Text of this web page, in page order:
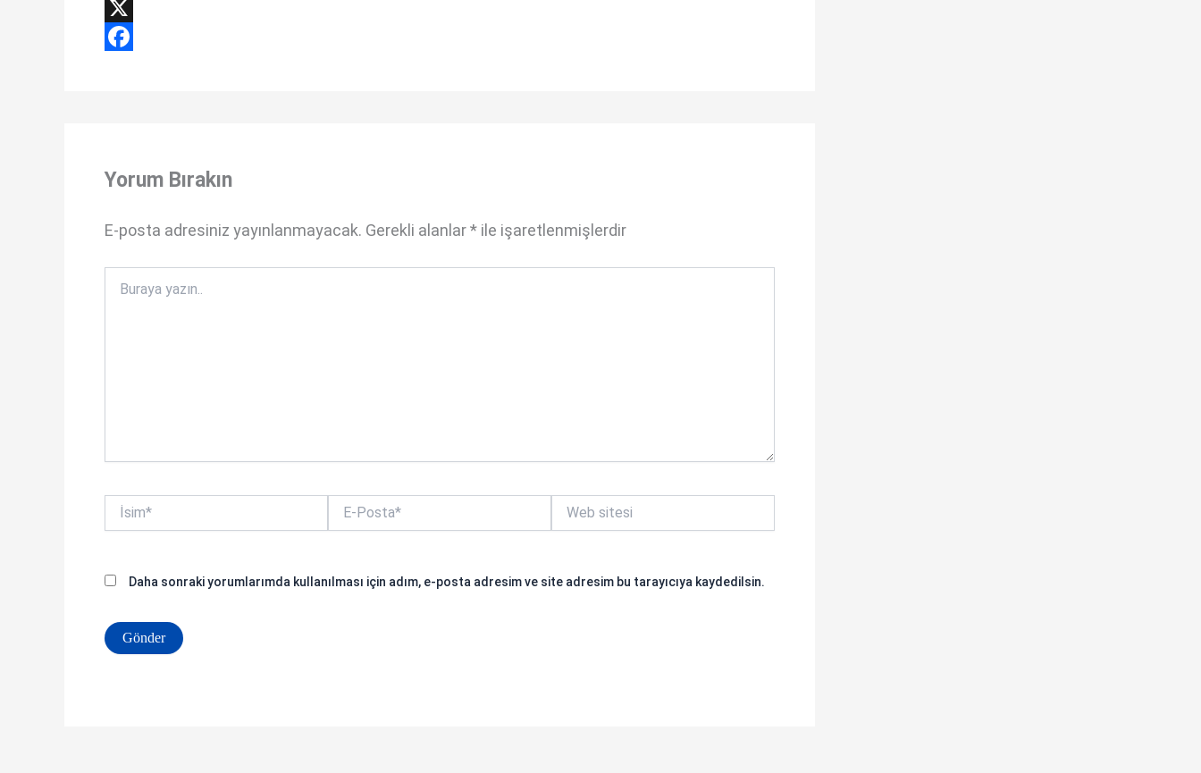
W
h
p
X
b
o
k
Yorum Bırakın
E-posta adresiniz yayınlanmayacak. Gerekli alanlar* ile işaretlenmişlerdir
yazın..
İsim*
Posta*
sitesi
Daha sonraki yorumlarımda kullanılması için adım, e-posta adresim ve site adresim bu tarayıcıya kaydedilsin.